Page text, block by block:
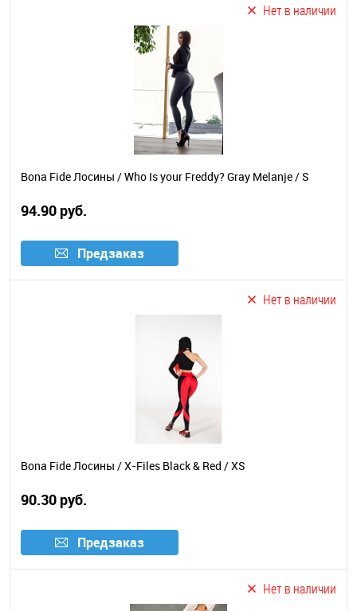
Нет в наличии
Bona Fide Лосины / Who Is your Freddy? Gray Melanje / S
94.90 руб.
Предзаказ
Нет в наличии
Bona Fide Лосины / X-Files Black & Red / XS
90.30 руб.
Предзаказ
Нет в наличии